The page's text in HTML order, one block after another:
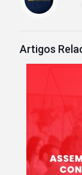
Artigos